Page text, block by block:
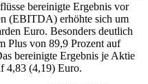
bereinigte Ergebnis vor
(EBITDA) erhöhte sich um
Euro. Besonders deutlich
Plus von 89,9 Prozent auf
bereinigte Ergebnis je Aktie
4,83 (4,19) Euro.